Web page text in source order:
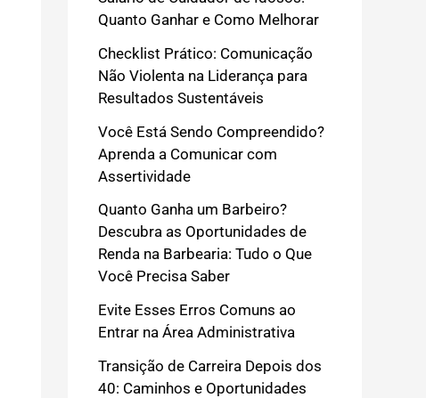
Quanto Ganhar e Como Melhorar
Checklist Prático: Comunicação
Não Violenta na Liderança para
Resultados Sustentáveis
Você Está Sendo Compreendido?
Aprenda a Comunicar com
Assertividade
Quanto Ganha um Barbeiro?
Descubra as Oportunidades de
Renda na Barbearia: Tudo o Que
Você Precisa Saber
Evite Esses Erros Comuns ao
Entrar na Área Administrativa
Transição de Carreira Depois dos
40: Caminhos e Oportunidades